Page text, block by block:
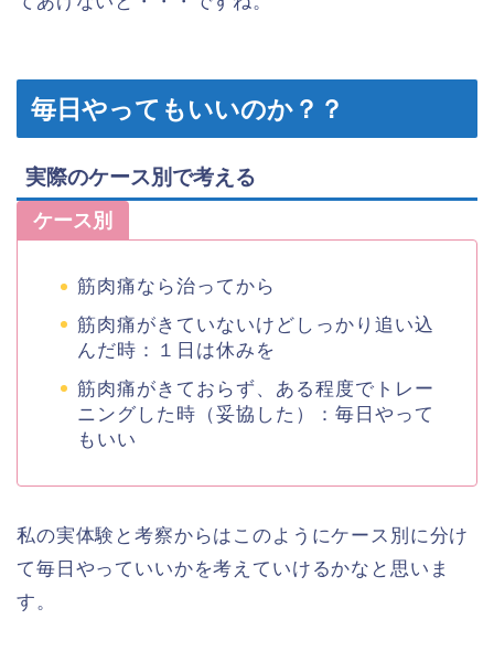
毎日やってもいいのか？？
実際のケース別で考える
ケース別
筋肉痛なら治ってから
筋肉痛がきていないけどしっかり追い込
んだ時：１日は休みを
筋肉痛がきておらず、ある程度でトレー
ニングした時（妥協した）：毎日やって
もいい
私の実体験と考察からはこのようにケース別に分け
て毎日やっていいかを考えていけるかなと思いま
す。